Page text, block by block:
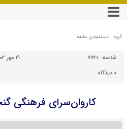
بلوچستان
گروه : دسته‌بندی نشده
شناسه : 7721
۱۹ مهر ۱۴۰۴ - ۱۰:۲۶
۰ دیدگاه
کاروان‌سرای فرهنگی